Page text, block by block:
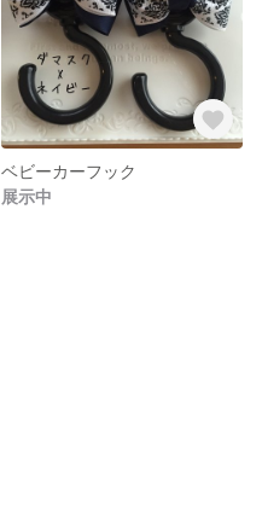
ベビーカーフック
展示中